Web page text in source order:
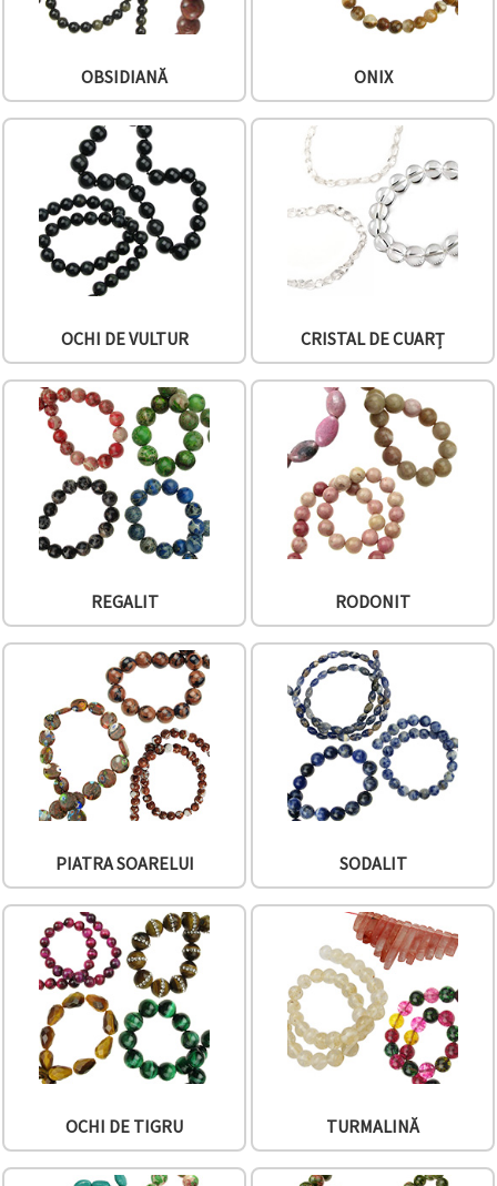
OBSIDIANĂ ONIX
OCHI DE VULTUR CRISTAL DE CUARȚ
REGALIT RODONIT
PIATRA SOARELUI SODALIT
OCHI DE TIGRU TURMALINĂ